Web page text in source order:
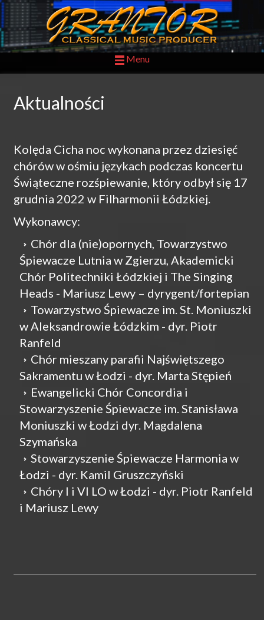
Menu
Aktualności
Kolęda Cicha noc wykonana przez dziesięć
chórów w ośmiu językach podczas koncertu
Świąteczne rozśpiewanie, który odbył się 17
grudnia 2022 w Filharmonii Łódzkiej.
Wykonawcy:
Chór dla (nie)opornych, Towarzystwo
Śpiewacze Lutnia w Zgierzu, Akademicki
Chór Politechniki Łódzkiej i The Singing
Heads - Mariusz Lewy – dyrygent/fortepian
Towarzystwo Śpiewacze im. St. Moniuszki
w Aleksandrowie Łódzkim - dyr. Piotr
Ranfeld
Chór mieszany parafii Najświętszego
Sakramentu w Łodzi - dyr. Marta Stępień
Ewangelicki Chór Concordia i
Stowarzyszenie Śpiewacze im. Stanisława
Moniuszki w Łodzi dyr. Magdalena
Szymańska
Stowarzyszenie Śpiewacze Harmonia w
Łodzi - dyr. Kamil Gruszczyński
Chóry I i VI LO w Łodzi - dyr. Piotr Ranfeld
i Mariusz Lewy